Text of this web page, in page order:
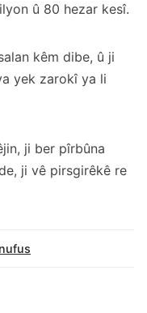
û 80 hezar kesî.
kêm dibe, û ji
yek zarokî ya li
ji ber pîrbûna
ji vê pirsgirêkê re
nufus